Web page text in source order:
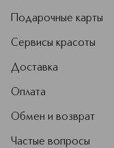
Подарочные карты
Сервисы красоты
Доставка
Оплата
Обмен и возврат
Частые вопросы